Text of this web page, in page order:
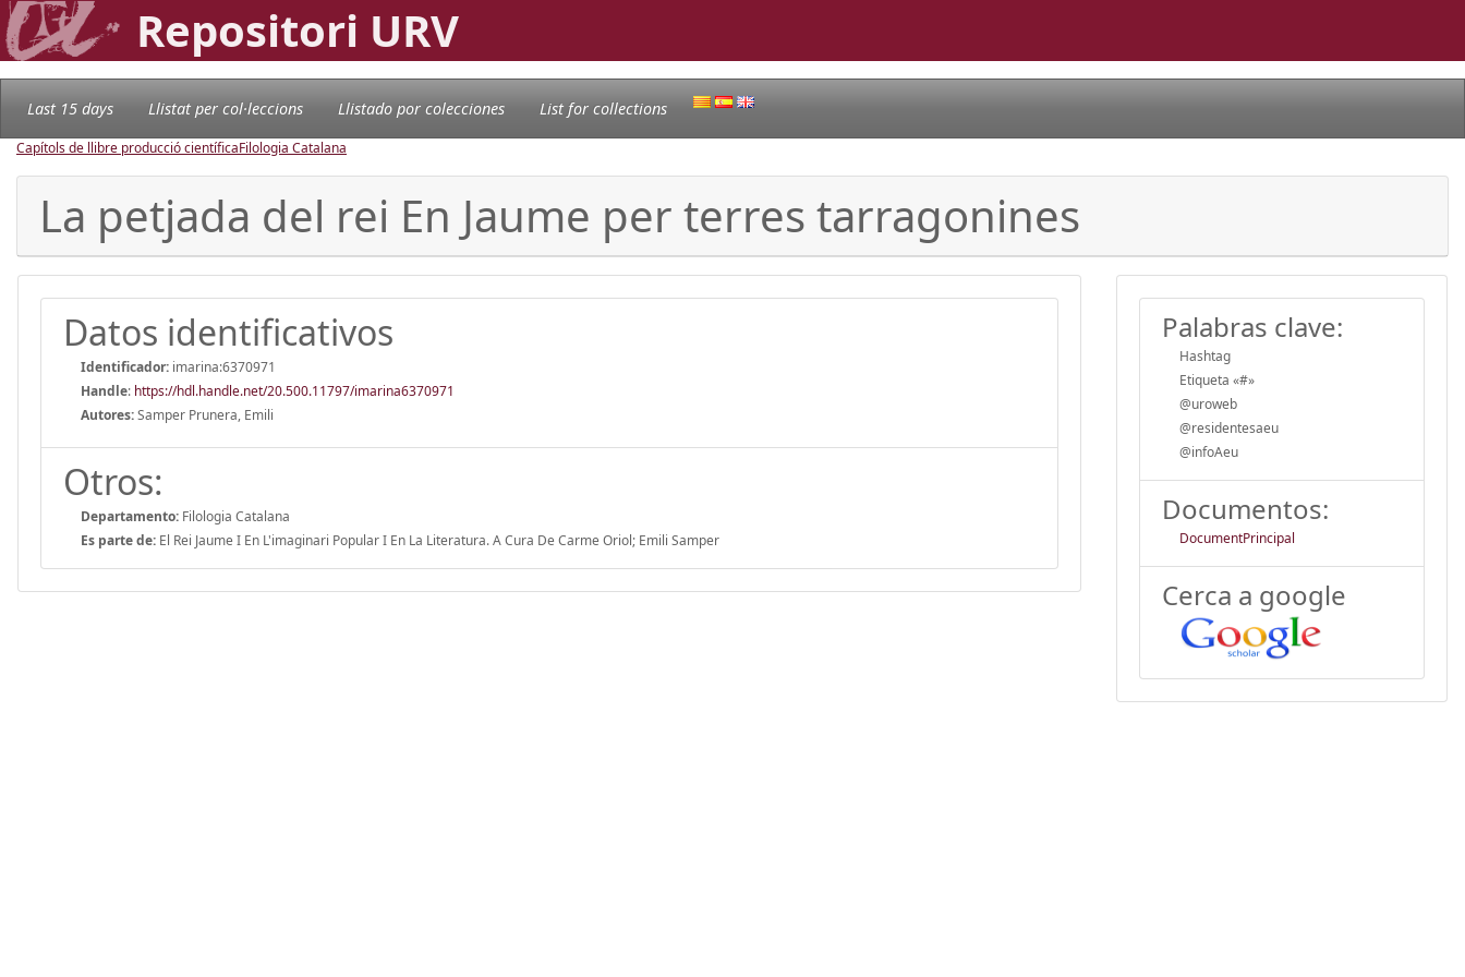
Repositori URV
Last 15 days Llistat per col·leccions Llistado por colecciones List for collections
Capítols de llibre producció científicaFilologia Catalana
La petjada del rei En Jaume per terres tarragonines
Datos identificativos
Identificador: imarina:6370971
Handle: https://hdl.handle.net/20.500.11797/imarina6370971
Autores:Samper Prunera, Emili
Otros:
Departamento: Filologia Catalana
Es parte de: El Rei Jaume I En L'imaginari Popular I En La Literatura. A Cura De Carme Oriol; Emili Samper
Palabras clave:
Hashtag
Etiqueta «#»
@uroweb
@residentesaeu
@infoAeu
Documentos:
DocumentPrincipal
Cerca a google